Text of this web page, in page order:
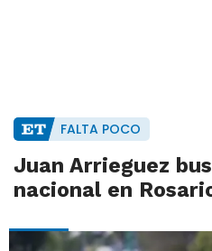
FALTA POCO
Juan Arrieguez
nacional en